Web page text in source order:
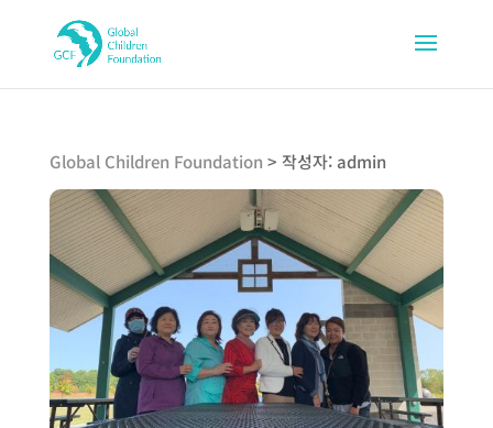
Global Children Foundation > 작성자: admin